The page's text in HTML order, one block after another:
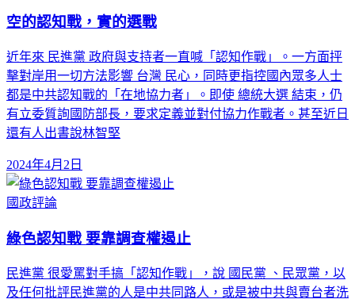
空的認知戰，實的選戰
近年來 民進黨 政府與支持者一直喊「認知作戰」。一方面抨
擊對岸用一切方法影響 台灣 民心，同時更指控國內眾多人士
都是中共認知戰的「在地協力者」。即使 總統大選 結束，仍
有立委質詢國防部長，要求定義並對付協力作戰者。甚至近日
還有人出書說林智堅
2024年4月2日
國政評論
綠色認知戰 要靠調查權遏止
民進黨 很愛罵對手搞「認知作戰」，說 國民黨 、民眾黨，以
及任何批評民進黨的人是中共同路人，或是被中共與賣台者洗